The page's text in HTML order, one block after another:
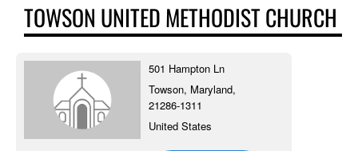
TOWSON UNITED METHODIST CHURCH
501 Hampton Ln
Towson, Maryland,
21286-1311
United States